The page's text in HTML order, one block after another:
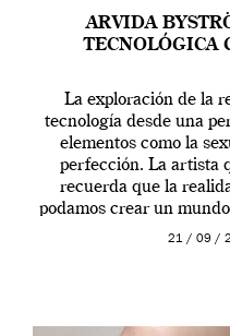
ARVIDA
TECNOLÓGICA
La exploración de la
tecnología desde una
elementos como la
perfección. La artista
recuerda que la
podamos crear un
que los humanos
21 / 09 /